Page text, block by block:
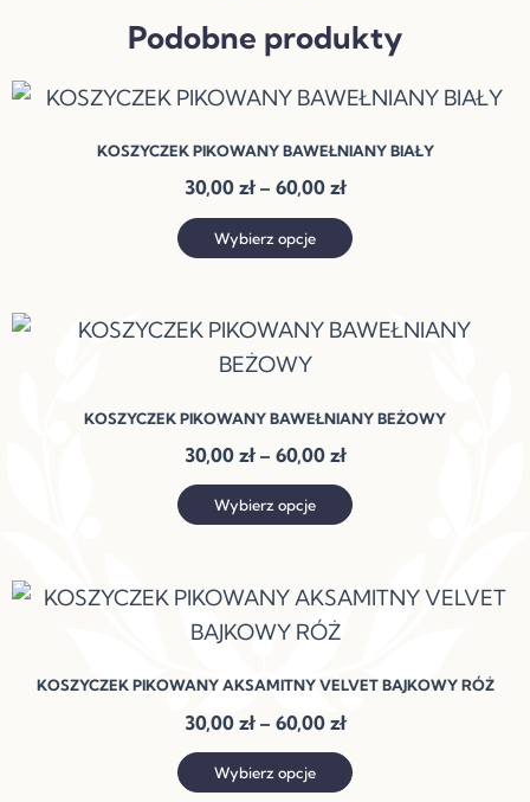
Podobne produkty
KOSZYCZEK PIKOWANY BAWEŁNIANY BIAŁY
30,00 zł – 60,00 zł
Zakres
od
do
Wybierz opcje
Ten
ma
wariantów.
wybrać
stronie
KOSZYCZEK PIKOWANY BAWEŁNIANY BEŻOWY
30,00 zł – 60,00 zł
Zakres
do
60,00 zł
Wybierz opcje
Ten
wiele
Opcje
na
produktu
KOSZYCZEK PIKOWANY AKSAMITNY VELVET BAJKOWY RÓŻ
30,00 zł – 60,00 zł
Zakres
do
60,00 zł
Wybierz opcje
Ten
wiele
Opcje